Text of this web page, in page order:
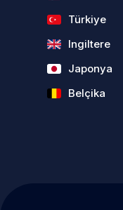
Türkiye
Ingiltere
Japonya
Belçika